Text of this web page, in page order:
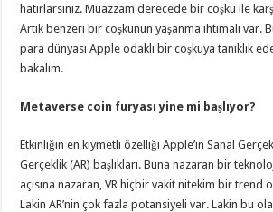
hatırlarsınız. Muazzam derecede bir coşku ile
Artık benzeri bir coşkunun yaşanma ihtimali var.
para dünyası Apple odaklı bir coşkuya tanıklık
bakalım.
Metaverse coin furyası yine mi başlıyor?
Etkinliğin en kıymetli özelliği Apple’ın Sanal
Gerçeklik (AR) başlıkları. Buna nazaran bir
açısına nazaran, VR hiçbir vakit nitekim bir trend
Lakin AR’nin çok fazla potansiyeli var. Lakin bu